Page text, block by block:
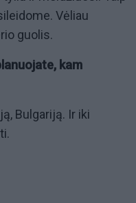
Vėliau
guolis.
kam
Bulgariją. Ir iki